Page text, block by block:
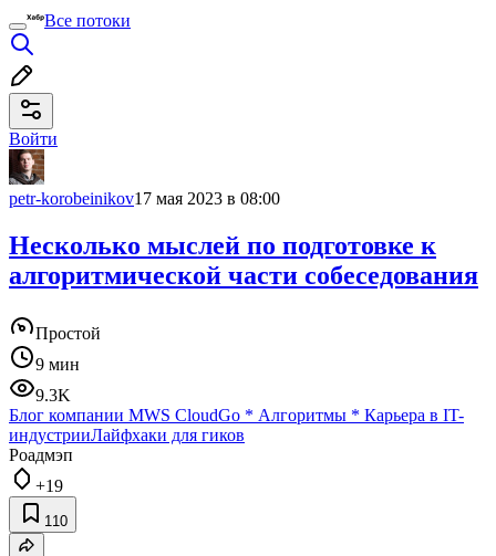
Все потоки
Войти
petr-korobeinikov17 мая 2023 в 08:00
Несколько мыслей по подготовке к
алгоритмической части собеседования
Простой
9 мин
9.3K
Блог компании MWS CloudGo * Алгоритмы * Карьера в IT-
индустрииЛайфхаки для гиков
Роадмэп
+19
110